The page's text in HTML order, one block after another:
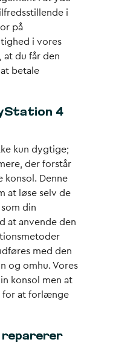
i
på
i vores
du får den
betale
4
kun dygtige;
der forstår
konsol. Denne
at løse selv de
din
at anvende den
med den
og omhu. Vores
konsol men at
for at forlænge
reparerer